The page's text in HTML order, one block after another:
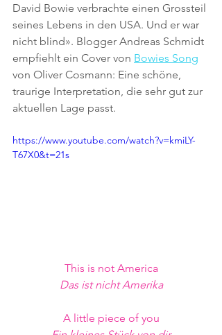
David Bowie verbrachte einen Grossteil
seines Lebens in den USA. Und er war
nicht blind». Blogger Andreas Schmidt
empfiehlt ein Cover von Bowies Song
von Oliver Cosmann: Eine schöne,
traurige Interpretation, die sehr gut zur
aktuellen Lage passt.
https://www.youtube.com/watch?v=kmiLY-
T67X0&t=21s
This is not America
Das ist nicht Amerika
A little piece of you